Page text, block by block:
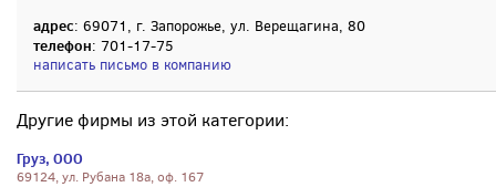
адрес: 69071, г. Запорожье, ул. Верещагина, 80
телефон: 701-17-75
написать письмо в компанию
Другие фирмы из этой категории:
Груз, ООО
69124, ул. Рубана 18а, оф. 167